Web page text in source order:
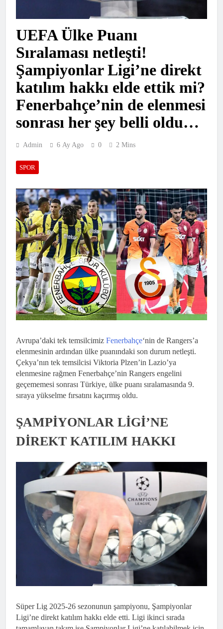
UEFA Ülke Puanı
Sıralaması netleşti!
Şampiyonlar Ligi’ne direkt
katılım hakkı elde ettik mi?
Fenerbahçe’nin de elenmesi
sonrası her şey belli oldu…
Admin 6 Ay Ago 0 2 Mins
SPOR
Avrupa’daki tek temsilcimiz Fenerbahçe‘nin de Rangers’a
elenmesinin ardından ülke puanındaki son durum netleşti.
Çekya’nın tek temsilcisi Viktoria Plzen’in Lazio’ya
elenmesine rağmen Fenerbahçe’nin Rangers engelini
geçememesi sonrası Türkiye, ülke puanı sıralamasında 9.
sıraya yükselme fırsatını kaçırmış oldu.
ŞAMPİYONLAR LİGİ’NE
DİREKT KATILIM HAKKI
Süper Lig 2025-26 sezonunun şampiyonu, Şampiyonlar
Ligi’ne direkt katılım hakkı elde etti. Ligi ikinci sırada